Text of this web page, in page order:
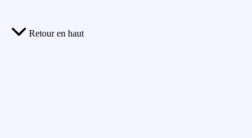
Retour en haut